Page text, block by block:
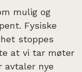
mulig og
Fysiske
stoppes
at vi tar møter
avtaler nye